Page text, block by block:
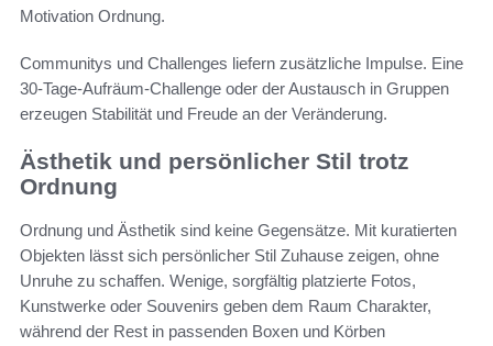
Motivation Ordnung.
Communitys und Challenges liefern zusätzliche Impulse. Eine
30-Tage-Aufräum-Challenge oder der Austausch in Gruppen
erzeugen Stabilität und Freude an der Veränderung.
Ästhetik und persönlicher Stil trotz
Ordnung
Ordnung und Ästhetik sind keine Gegensätze. Mit kuratierten
Objekten lässt sich persönlicher Stil Zuhause zeigen, ohne
Unruhe zu schaffen. Wenige, sorgfältig platzierte Fotos,
Kunstwerke oder Souvenirs geben dem Raum Charakter,
während der Rest in passenden Boxen und Körben